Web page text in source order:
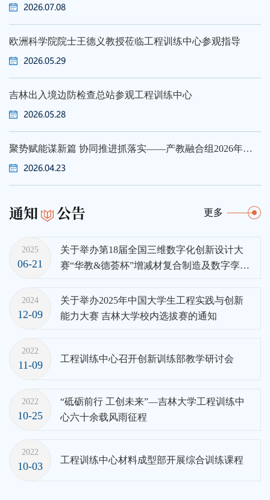
2026.07.08
欧洲科学院院士王德义教授莅临工程训练中心参观指导
2026.05.29
吉林出入境边防检查总站参观工程训练中心
2026.05.28
聚势赋能谋新篇 协同推进抓落实——产教融合组2026年度工作会议在吉林大学圆满召开
2026.04.23
通知 公告 更多
2025
06-21
关于举办第18届全国三维数字化创新设计大
赛“华教&德荟杯”增减材复合制造及数字孪生
2024
12-09
关于举办2025年中国大学生工程实践与创新
能力大赛 吉林大学校内选拔赛的通知
2022
11-09
工程训练中心召开创新训练部教学研讨会
2022
10-25
“砥砺前行 工创未来”—吉林大学工程训练中
心六十余载风雨征程
2022
10-03
工程训练中心材料成型部开展综合训练课程